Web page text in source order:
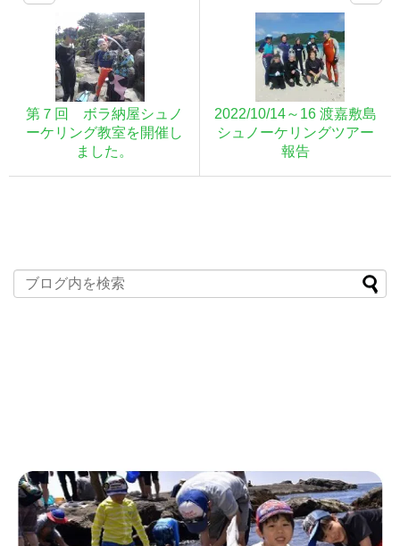
第７回 ボラ納屋シュノ
ーケリング教室を開催し
ました。
2022/10/14～16 渡嘉敷島
シュノーケリングツアー
報告